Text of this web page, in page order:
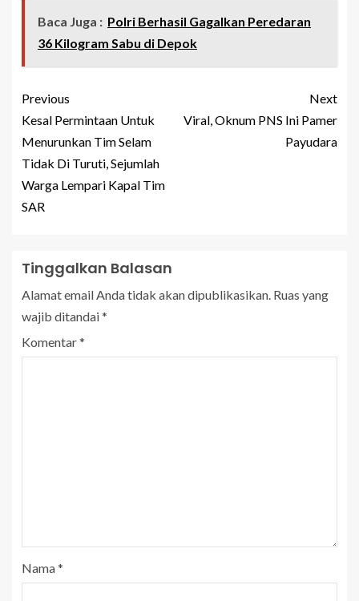
Baca Juga : Polri Berhasil Gagalkan Peredaran
36 Kilogram Sabu di Depok
Previous
Kesal Permintaan Untuk
Menurunkan Tim Selam
Tidak Di Turuti, Sejumlah
Warga Lempari Kapal Tim
SAR
Next
Viral, Oknum PNS Ini Pamer
Payudara
Tinggalkan Balasan
Alamat email Anda tidak akan dipublikasikan. Ruas yang
wajib ditandai*
Komentar*
Nama*